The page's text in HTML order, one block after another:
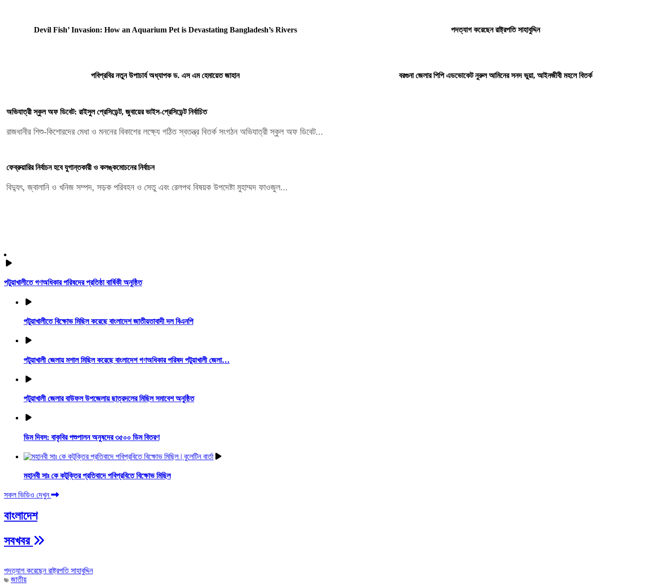
Devil Fish’ Invasion: How an Aquarium Pet is Devastating Bangladesh’s Rivers পদত্যাগ করেছেন রাষ্ট্রপতি সাহাবুদ্দিন
পবিপ্রবির নতুন উপাচার্য অধ্যাপক ড. এস এম হেমায়েত জাহান বরগুনা জেলার পিপি এডভোকেট নুরুল আমিনের সনদ ভুয়া, আইনজীবী মহলে বিতর্ক
অভিযাত্রী স্কুল অফ ডিবেট: রাইসুল প্রেসিডেন্ট, জুবায়ের ভাইস-প্রেসিডেন্ট নির্বাচিত
রাজধানীর শিশু-কিশোরদের মেধা ও মননের বিকাশের লক্ষ্যে গঠিত স্বতন্ত্র বিতর্ক সংগঠন অভিযাত্রী স্কুল অফ ডিবেট...
ফেব্রুয়ারির নির্বাচন হবে যুগান্তকারী ও কলঙ্কমোচনের নির্বাচন
বিদ্যুৎ, জ্বালানি ও খনিজ সম্পদ, সড়ক পরিবহন ও সেতু এবং রেলপথ বিষয়ক উপদেষ্টা মুহাম্মদ ফাওজুল...
পটুয়াখালীতে গণঅধিকার পরিষদের প্রতিষ্ঠা বার্ষিকী অনুষ্ঠিত
পটুয়াখালীতে বিক্ষোভ মিছিল করেছে বাংলাদেশ জাতীয়তাবাদী দল বিএনপি
পটুয়াখালী জেলায় মশাল মিছিল করেছে বাংলাদেশ গণঅধিকার পরিষদ পটুয়াখালী জেলা…
পটুয়াখালী জেলার বাউফল উপজেলায় ছাত্রদলের মিছিল সমাবেশ অনুষ্ঠিত
ডিম দিবস: বাকৃবির পশুপালন অনুষদের ৩৫০০ ডিম বিতরণ
মহানবী সাঃ কে কটূক্তির প্রতিবাদে পবিপ্রবিতে বিক্ষোভ মিছিল
সকল ভিডিও দেখুন
বাংলাদেশ
সবখবর
পদত্যাগ করেছেন রাষ্ট্রপতি সাহাবুদ্দিন
জাতীয়